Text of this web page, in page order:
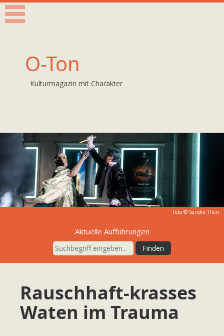
O-Ton
Kulturmagazin mit Charakter
Foto © Sandra Then
Aktuelle Aufführungen
Rauschhaft-krasses
Waten im Trauma